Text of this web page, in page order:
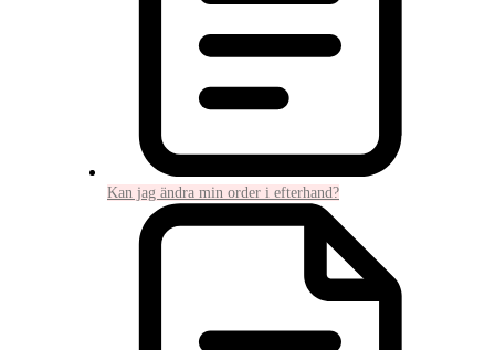
Kan jag ändra min order i efterhand?